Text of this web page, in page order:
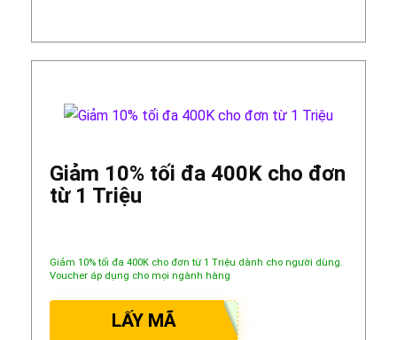
Giảm 10% tối đa 400K cho đơn
từ 1 Triệu
Giảm 10% tối đa 400K cho đơn từ 1 Triệu dành cho người dùng.
Voucher áp dụng cho mọi ngành hàng
LẤY MÃ